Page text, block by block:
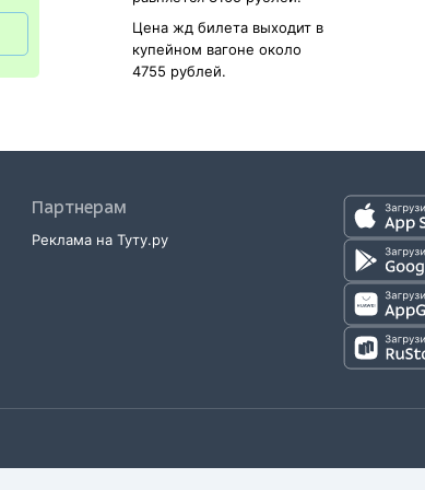
Цена жд билета выходит в
купейном вагоне около
4755 рублей.
Партнерам
Реклама на Туту.ру